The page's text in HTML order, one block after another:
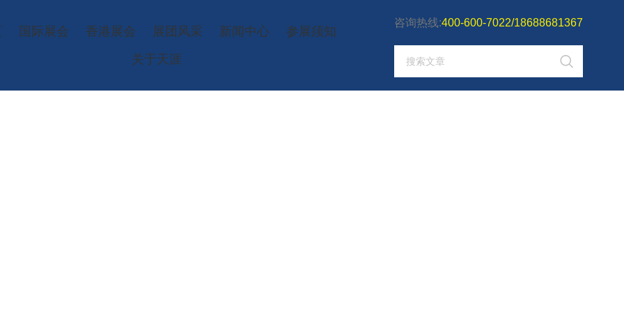
国际展会 香港展会 展团风采 新闻中心
参展须知
关于天涯
咨询热线:400-600-7022/18688681367